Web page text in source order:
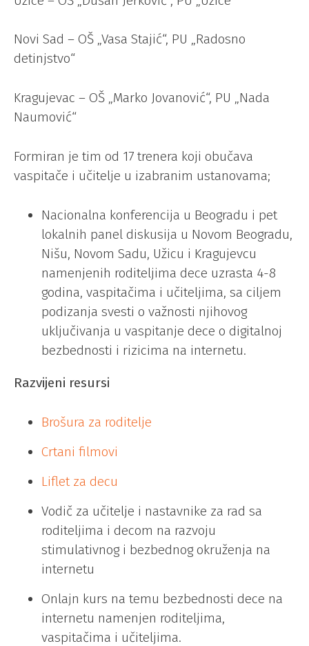
Novi Sad – OŠ „Vasa Stajić“, PU „Radosno
detinjstvo“
Kragujevac – OŠ „Marko Jovanović“, PU „Nada
Naumović“
Formiran je tim od 17 trenera koji obučava
vaspitače i učitelje u izabranim ustanovama;
Nacionalna konferencija u Beogradu i pet
lokalnih panel diskusija u Novom Beogradu,
Nišu, Novom Sadu, Užicu i Kragujevcu
namenjenih roditeljima dece uzrasta 4-8
godina, vaspitačima i učiteljima, sa ciljem
podizanja svesti o važnosti njihovog
uključivanja u vaspitanje dece o digitalnoj
bezbednosti i rizicima na internetu.
Razvijeni resursi
Brošura za roditelje
Crtani filmovi
Liflet za decu
Vodič za učitelje i nastavnike za rad sa
roditeljima i decom na razvoju
stimulativnog i bezbednog okruženja na
internetu
Onlajn kurs na temu bezbednosti dece na
internetu namenjen roditeljima,
vaspitačima i učiteljima.